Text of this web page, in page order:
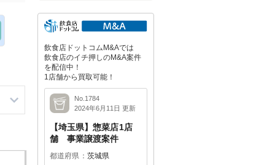
飲食店ドットコムM&Aでは
飲食店のイチ押しのM&A案件
を配信中！
1店舗から買取可能！
No.1784
2024年6月11日 更新
【埼玉県】惣菜店1店
舗 事業譲渡案件
都道府県
茨城県